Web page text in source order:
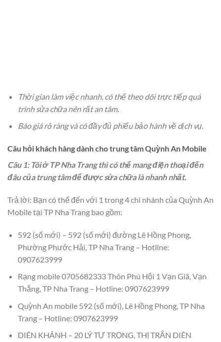
Thời gian làm việc nhanh, có thể theo dõi trực tiếp quá
trình sửa chữa nên rất an tâm.
Báo giá rõ ràng và có đầy đủ phiếu bảo hành về dịch vụ.
Câu hỏi khách hàng dành cho trung tâm Quỳnh An Mobile
Câu 1: Tôi ở TP Nha Trang thì có thể mang điện thoại đến
đâu của trung tâm để được sửa chữa là nhanh nhất.
Trả lời: Bạn có thể đến với 1 trong 4 chi nhánh của Quỳnh An
Mobile tại TP Nha Trang bao gồm:
592 (số mới) – 592 (số mới) đường Lê Hồng Phong,
Phường Phước Hải, TP Nha Trang – Hotline:
0907623999
Rạng mobile 0705682333 Thôn Phú Hội 1 Vạn Giã, Vạn
Thắng, TP Nha Trang – Hotline: 0907623999
Quỳnh An mobile 592 (số mới), Lê Hồng Phong, TP Nha
Trang – Hotline: 0907623999
DIÊN KHÁNH – 20 LÝ TỰ TRỌNG, THỊ TRẤN DIÊN